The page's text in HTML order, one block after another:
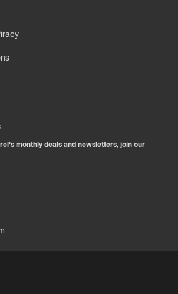
monthly deals and newsletters, join our